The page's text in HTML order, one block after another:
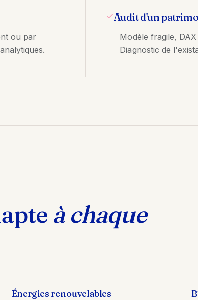
ou par
Audit d'un
Modèle fragile,
Diagnostic de
à chaque
Énergies renouvelables